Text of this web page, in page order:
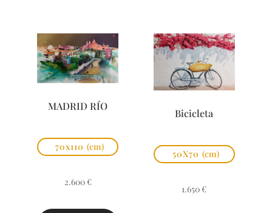
MADRID RÍO
70x110 (cm)
2.600 €
Bicicleta
50X70 (cm)
1.650 €